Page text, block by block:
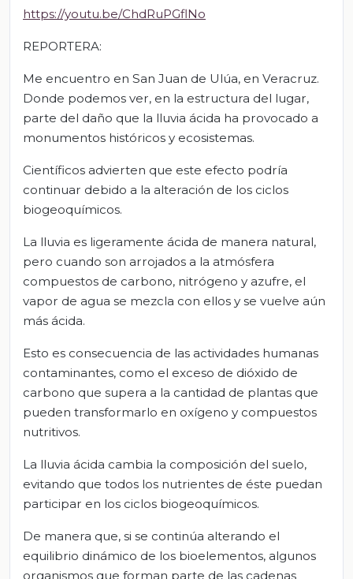
https://youtu.be/ChdRuPGflNo
REPORTERA:
Me encuentro en San Juan de Ulúa, en Veracruz.
Donde podemos ver, en la estructura del lugar,
parte del daño que la lluvia ácida ha provocado a
monumentos históricos y ecosistemas.
Científicos advierten que este efecto podría
continuar debido a la alteración de los ciclos
biogeoquímicos.
La lluvia es ligeramente ácida de manera natural,
pero cuando son arrojados a la atmósfera
compuestos de carbono, nitrógeno y azufre, el
vapor de agua se mezcla con ellos y se vuelve aún
más ácida.
Esto es consecuencia de las actividades humanas
contaminantes, como el exceso de dióxido de
carbono que supera a la cantidad de plantas que
pueden transformarlo en oxígeno y compuestos
nutritivos.
La lluvia ácida cambia la composición del suelo,
evitando que todos los nutrientes de éste puedan
participar en los ciclos biogeoquímicos.
De manera que, si se continúa alterando el
equilibrio dinámico de los bioelementos, algunos
organismos que forman parte de las cadenas